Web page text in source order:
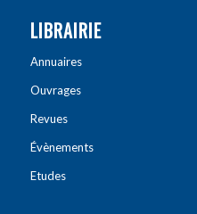
LIBRAIRIE
Annuaires
Ouvrages
Revues
Évènements
Etudes